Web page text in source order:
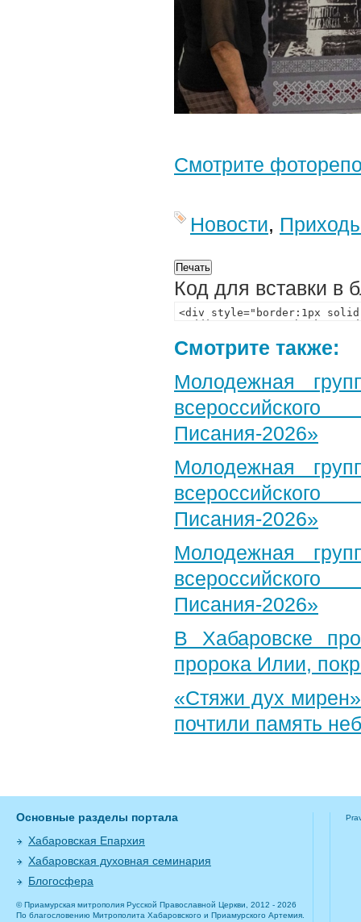
Смотрите
Новости,
Код для вставки в
Смотрите также:
Молодежная
Писания-2026»
Молодежная
Писания-2026»
Молодежная
Писания-2026»
В Хабаровске
пророка Илии,
«Стяжи дух
почтили память
Основные разделы портала
Хабаровская Епархия
Хабаровская духовная семинария
Блогосфера
© Приамурская митрополия Русской Православной Церкви, 2012 - 2026
По благословению Митрополита Хабаровского и Приамурского Артемия.